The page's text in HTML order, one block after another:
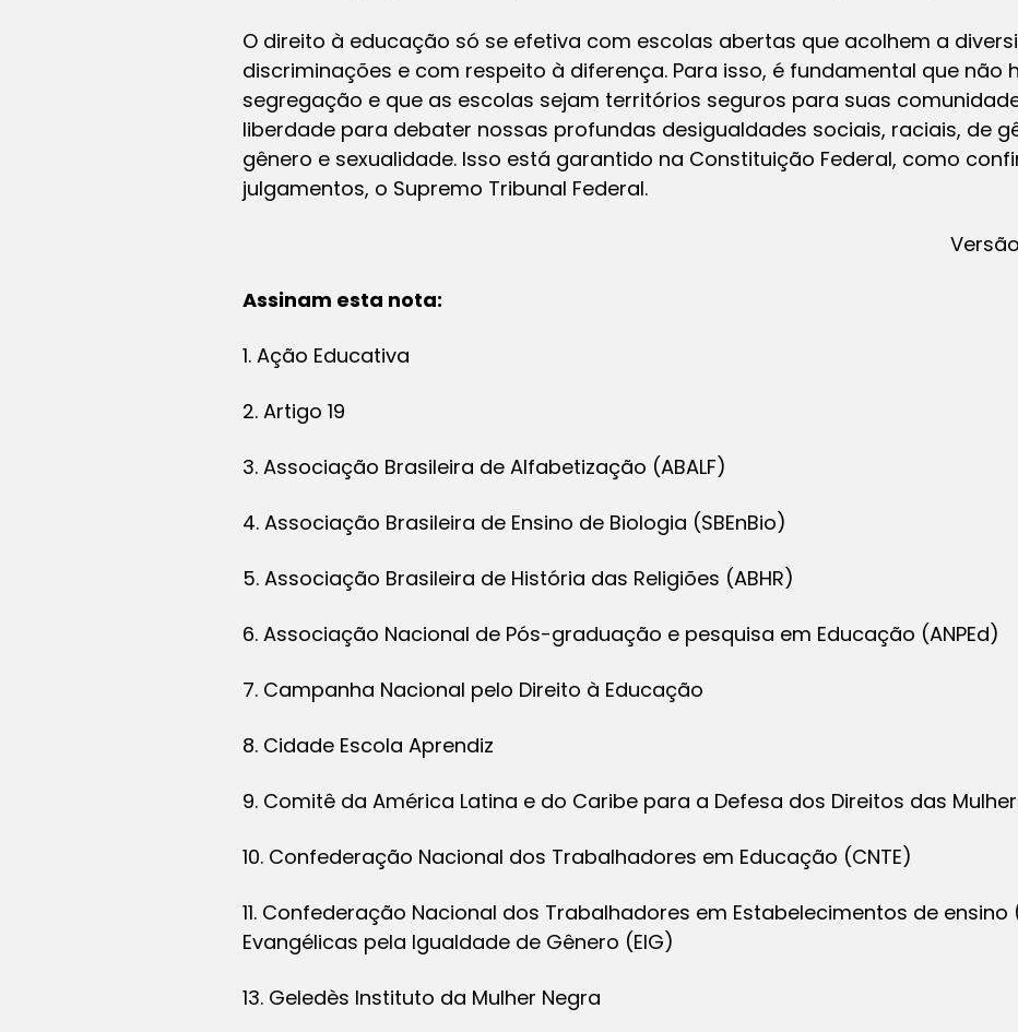
O direito à educação só se efetiva com escolas abertas que acolhem a
discriminações e com respeito à diferença. Para isso, é fundamental que não
segregação e que as escolas sejam territórios seguros para suas
liberdade para debater nossas profundas desigualdades sociais, raciais, de
gênero e sexualidade. Isso está garantido na Constituição Federal, como
julgamentos, o Supremo Tribunal Federal.
Assinam esta nota:
1. Ação Educativa
2. Artigo 19
3. Associação Brasileira de Alfabetização (ABALF)
4. Associação Brasileira de Ensino de Biologia (SBEnBio)
5. Associação Brasileira de História das Religiões (ABHR)
6. Associação Nacional de Pós-graduação e pesquisa em Educação (ANPEd)
7. Campanha Nacional pelo Direito à Educação
8. Cidade Escola Aprendiz
9. Comitê da América Latina e do Caribe para a Defesa dos Direitos das
10. Confederação Nacional dos Trabalhadores em Educação (CNTE)
11. Confederação Nacional dos Trabalhadores em Estabelecimentos de ensino
Evangélicas pela Igualdade de Gênero (EIG)
13. Geledès Instituto da Mulher Negra